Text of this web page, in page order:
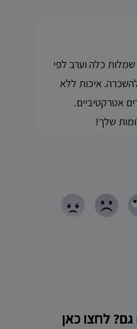
שמלות כלה וערב לפי
איכות ללא
אטרקטיביים.
שלך!
גם? לחצו כאן